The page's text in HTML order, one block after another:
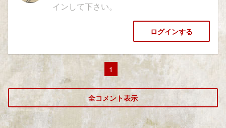
インして下さい。
ログインする
1
全コメント表示